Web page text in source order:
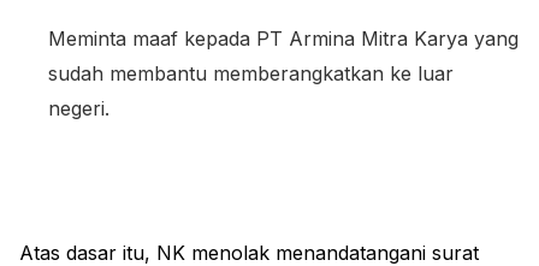
Meminta maaf kepada PT Armina Mitra Karya yang
sudah membantu memberangkatkan ke luar
negeri.
Atas dasar itu, NK menolak menandatangani surat